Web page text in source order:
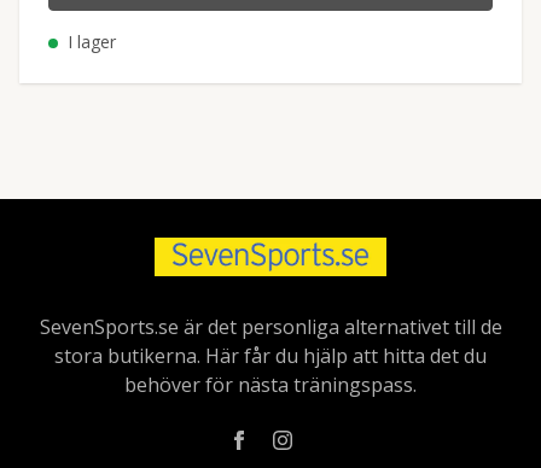
I lager
SevenSports.se är det personliga alternativet till de
stora butikerna. Här får du hjälp att hitta det du
behöver för nästa träningspass.